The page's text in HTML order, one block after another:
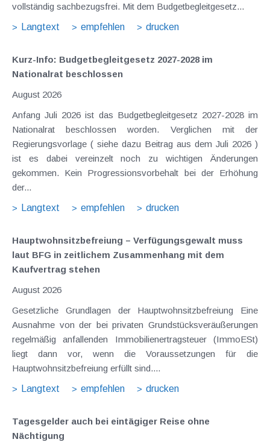
vollständig sachbezugsfrei. Mit dem Budgetbegleitgesetz...
Langtext
empfehlen drucken
Kurz-Info: Budgetbegleitgesetz 2027-2028 im
Nationalrat beschlossen
August 2026
Anfang Juli 2026 ist das Budgetbegleitgesetz 2027-2028 im
Nationalrat beschlossen worden. Verglichen mit der
Regierungsvorlage ( siehe dazu Beitrag aus dem Juli 2026 )
ist es dabei vereinzelt noch zu wichtigen Änderungen
gekommen. Kein Progressionsvorbehalt bei der Erhöhung
der...
Langtext
empfehlen drucken
Hauptwohnsitz​­befreiung – Verfügungsgewalt muss
laut BFG in zeitlichem Zusammenhang mit dem
Kaufvertrag stehen
August 2026
Gesetzliche Grundlagen der Hauptwohnsitzbefreiung Eine
Ausnahme von der bei privaten Grundstücksveräußerungen
regelmäßig anfallenden Immobilienertragsteuer (ImmoESt)
liegt dann vor, wenn die Voraussetzungen für die
Hauptwohnsitzbefreiung erfüllt sind....
Langtext
empfehlen drucken
Tagesgelder auch bei eintägiger Reise ohne
Nächtigung